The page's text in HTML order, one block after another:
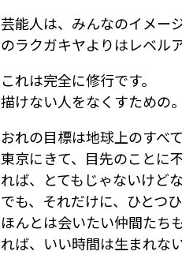
芸能人は、みんなのイメー
のラクガキヤよりはレベル
これは完全に修行です。
描けない人をなくすための。
おれの目標は地球上のすべ
東京にきて、目先のことに
れば、とてもじゃないけど
でも、それだけに、ひとつ
ほんとは会いたい仲間たち
れば、いい時間は生まれない